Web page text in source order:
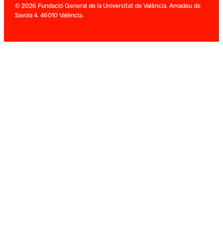
© 2026 Fundació General de la Universitat de València. Amadeu de
Savoia 4. 46010 València.